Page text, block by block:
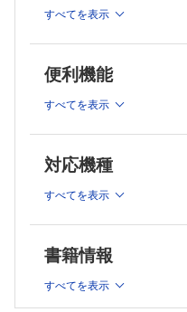
▼配信予定▼
・脊椎脊髄ジャーナル36巻
定)
・脊椎脊髄ジャーナル36巻
TO DATE(5/2配信予定)
ションNOW(6/2配信予定)
外視鏡・顕微鏡の利点・欠
べて(7/5配信予定)
・脊椎脊髄ジャーナル36巻
・脊椎脊髄ジャーナル36巻
放射線被曝(10/6配信予定)
すべてを表示
便利機能
すべてを表示
対応機種
すべてを表示
書籍情報
すべてを表示